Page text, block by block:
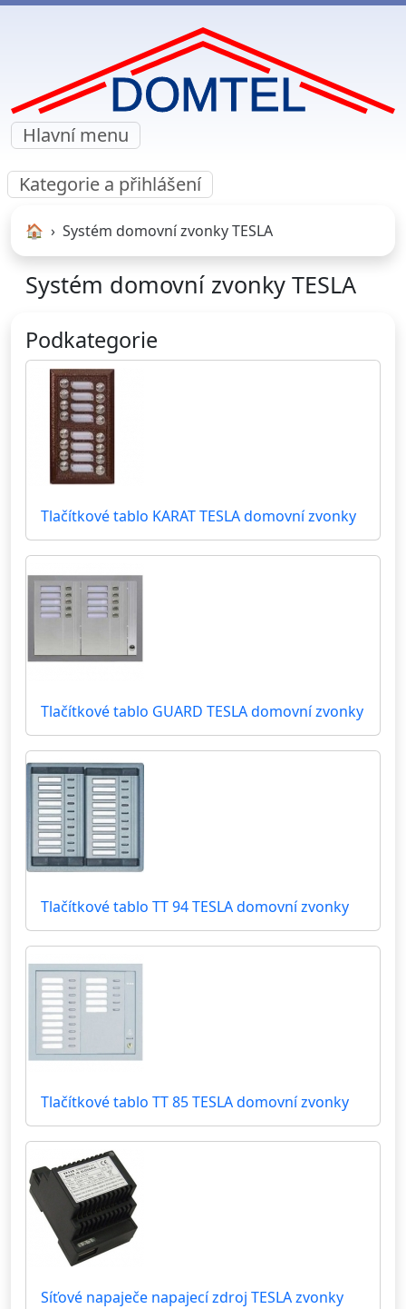
Hlavní menu
Kategorie a přihlášení
🏠︎ Systém domovní zvonky TESLA
Systém domovní zvonky TESLA
Podkategorie
Tlačítkové tablo KARAT TESLA domovní zvonky
Tlačítkové tablo GUARD TESLA domovní zvonky
Tlačítkové tablo TT 94 TESLA domovní zvonky
Tlačítkové tablo TT 85 TESLA domovní zvonky
Síťové napaječe napajecí zdroj TESLA zvonky